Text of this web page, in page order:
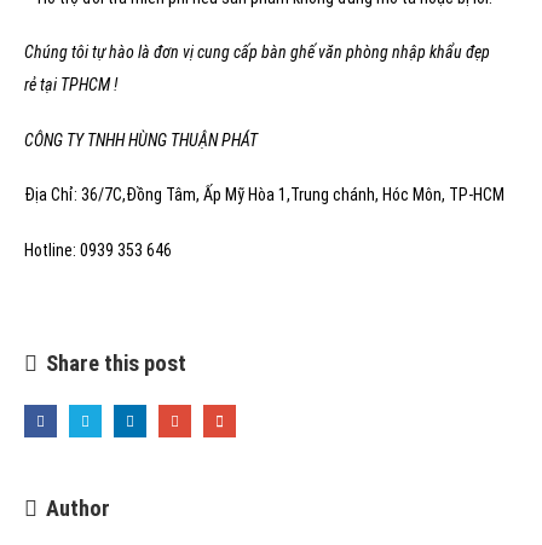
Chúng tôi tự hào là đơn vị cung cấp bàn ghế văn phòng nhập khẩu đẹp
rẻ tại TPHCM !
CÔNG TY TNHH HÙNG THUẬN PHÁT
Địa Chỉ: 36/7C,Đồng Tâm, Ấp Mỹ Hòa 1,Trung chánh, Hóc Môn, TP-HCM
Hotline: 0939 353 646
Share this post
Author